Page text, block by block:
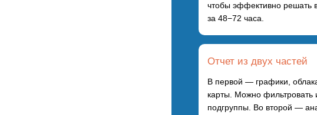
В первой — графики,
карты. Можно фильтровать
подгруппы. Во второй —
Отчет из двух частей
чтобы эффективно решать
за 48−72 часа.